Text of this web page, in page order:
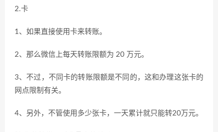
2.卡
1、如果直接使用卡来转账。
2、那么微信上每天转账限额为 20 万元。
3、不过，不同卡的转账限额是不同的，这和办理这张卡的
网点限制有关。
4、另外，不管使用多少张卡，一天累计就只能转20万元。